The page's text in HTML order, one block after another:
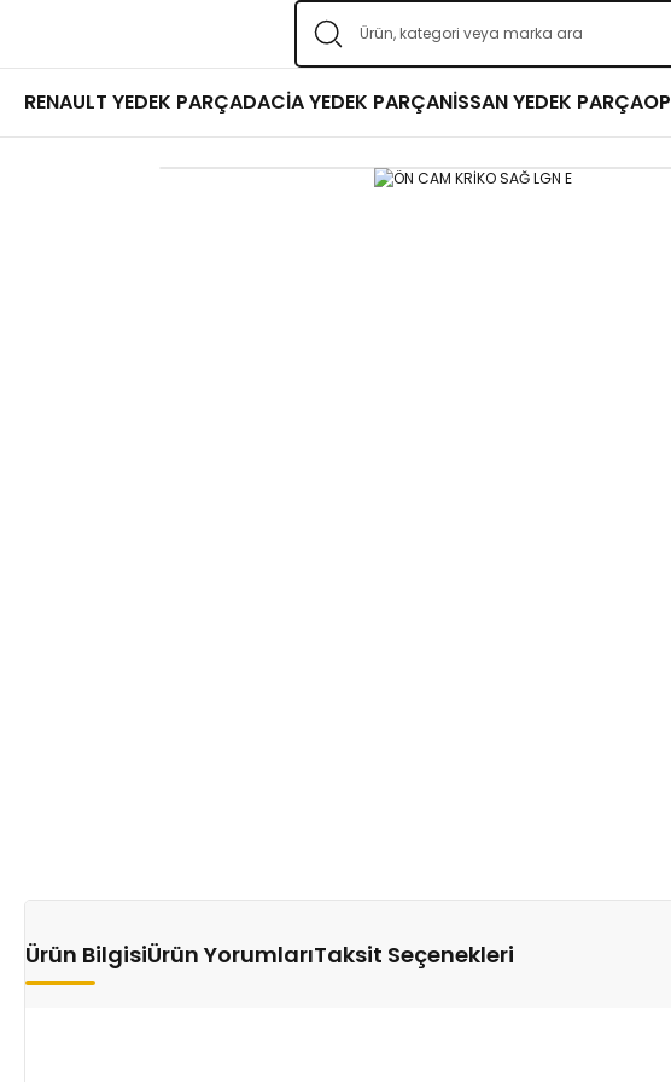
RENAULT YEDEK PARÇADACİA YEDEK PARÇANİSSAN YEDEK PARÇA
Ürün BilgisiÜrün YorumlarıTaksit Seçenekleri